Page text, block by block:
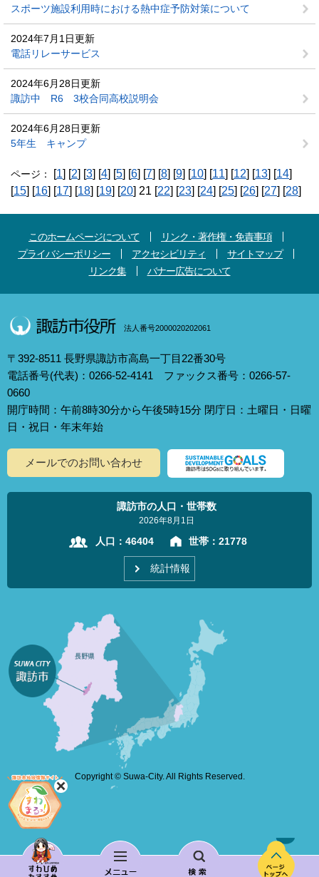
スポーツ施設利用時における熱中症予防対策について
2024年7月1日更新
電話リレーサービス
2024年6月28日更新
諏訪中 R6 3校合同高校説明会
2024年6月28日更新
5年生 キャンプ
ページ： [1] [2] [3] [4] [5] [6] [7] [8] [9] [10] [11] [12] [13] [14]
[15] [16] [17] [18] [19] [20] 21 [22] [23] [24] [25] [26] [27] [28]
このホームページについて
リンク・著作権・免責事項
プライバシーポリシー
アクセシビリティ
サイトマップ
リンク集
バナー広告について
法人番号2000020202061
〒392-8511 長野県諏訪市高島一丁目22番30号
電話番号(代表)：0266-52-4141 ファックス番号：0266-57-
0660
開庁時間：午前8時30分から午後5時15分 閉庁日：土曜日・日曜
日・祝日・年末年始
メールでのお問い合わせ
諏訪市の人口・世帯数
2026年8月1日
人口： 46404 世帯： 21778
統計情報
Copyright © Suwa-City. All Rights Reserved.